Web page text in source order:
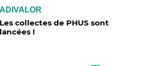
ADIVALOR
Les collectes de PHUS sont
lancées !